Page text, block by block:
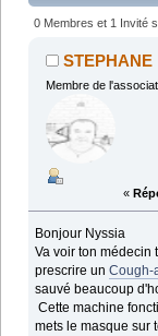
bronchite
0 Membres et 1 Invité
STEPHANE
Membre de
«
Bonjour Nyssia
Va voir ton médecin
prescrire unCough-
sauvé beaucoup
Cette machine
mets le masque sur